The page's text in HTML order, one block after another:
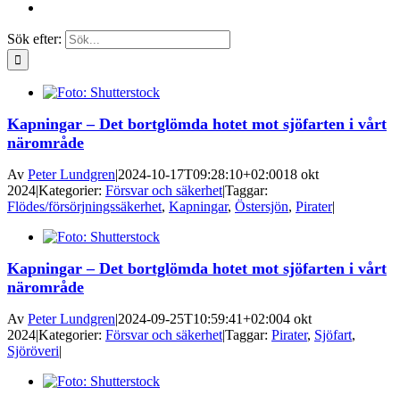
Sök efter:
Kapningar – Det bortglömda hotet mot sjöfarten i vårt
närområde
Av Peter Lundgren|2024-10-17T09:28:10+02:0018 okt
2024|Kategorier: Försvar och säkerhet|Taggar:
Flödes/försörjningssäkerhet, Kapningar, Östersjön, Pirater|
Kapningar – Det bortglömda hotet mot sjöfarten i vårt
närområde
Av Peter Lundgren|2024-09-25T10:59:41+02:004 okt
2024|Kategorier: Försvar och säkerhet|Taggar: Pirater, Sjöfart,
Sjöröveri|